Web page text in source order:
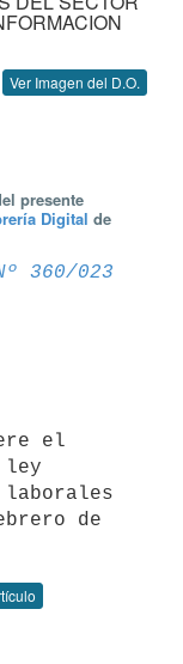
Ver Imagen del D.O.
presente
Digital de
360/023
ley
de